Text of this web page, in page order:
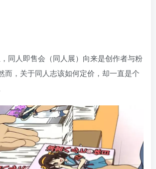
同人即售会（同人展）向来是创作者与粉
而，关于同人志该如何定价，却一直是个